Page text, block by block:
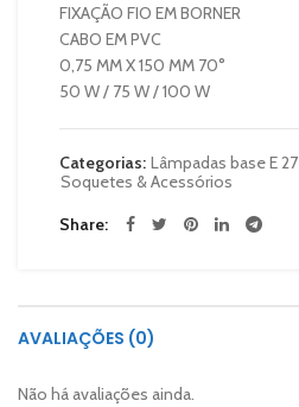
FIXAÇÃO FIO EM BORNER
CABO EM PVC
0,75 MM X 150 MM 70°
50 W / 75 W / 100 W
Categorias: Lâmpadas base E 27
Soquetes & Acessórios
Share
AVALIAÇÕES (0)
Não há avaliações ainda.